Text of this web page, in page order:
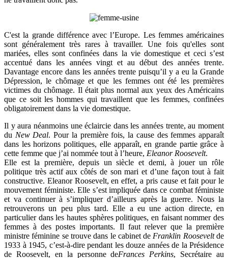
C'est la grande différence avec l’Europe. Les femmes américaines
sont généralement très rares à travailler. Une fois qu'elles sont
mariées, elles sont confinées dans la vie domestique et ceci s’est
accentué dans les années vingt et au début des années trente.
Davantage encore dans les années trente puisqu’il y a eu la Grande
Dépression, le chômage et que les femmes ont été les premières
victimes du chômage. Il était plus normal aux yeux des Américains
que ce soit les hommes qui travaillent que les femmes, confinées
obligatoirement dans la vie domestique.
Il y aura néanmoins une éclaircie dans les années trente, au moment
du New Deal. Pour la première fois, la cause des femmes apparaît
dans les horizons politiques, elle apparaît, en grande partie grâce à
cette femme que j’ai nommée tout à l’heure, Eleanor Roosevelt.
Elle est la première, depuis un siècle et demi, à jouer un rôle
politique très actif aux côtés de son mari et d’une façon tout à fait
constructive. Eleanor Roosevelt, en effet, a pris cause et fait pour le
mouvement féministe. Elle s’est impliquée dans ce combat féministe
et va continuer à s’impliquer d’ailleurs après la guerre. Nous la
retrouverons un peu plus tard. Elle a eu une action directe, en
particulier dans les hautes sphères politiques, en faisant nommer des
femmes à des postes importants. Il faut relever que la première
ministre féminine se trouve dans le cabinet de Franklin Rooseveltde
1933 à 1945, c’est-à-dire pendant les douze années de la Présidence
de Roosevelt, en la personne deFrances Perkins, Secrétaire au